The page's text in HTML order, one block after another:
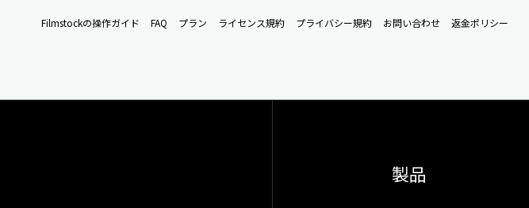
Filmstockの操作ガイド FAQ プラン ライセンス規約 プライバシー規約 お問い合わせ 返金ポリシー
製品